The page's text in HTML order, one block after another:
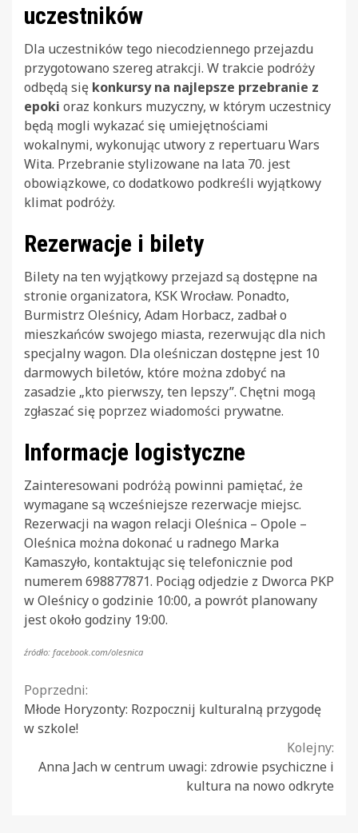
uczestników
Dla uczestników tego niecodziennego przejazdu
przygotowano szereg atrakcji. W trakcie podróży
odbędą się konkursy na najlepsze przebranie z
epoki oraz konkurs muzyczny, w którym uczestnicy
będą mogli wykazać się umiejętnościami
wokalnymi, wykonując utwory z repertuaru Wars
Wita. Przebranie stylizowane na lata 70. jest
obowiązkowe, co dodatkowo podkreśli wyjątkowy
klimat podróży.
Rezerwacje i bilety
Bilety na ten wyjątkowy przejazd są dostępne na
stronie organizatora, KSK Wrocław. Ponadto,
Burmistrz Oleśnicy, Adam Horbacz, zadbał o
mieszkańców swojego miasta, rezerwując dla nich
specjalny wagon. Dla oleśniczan dostępne jest 10
darmowych biletów, które można zdobyć na
zasadzie „kto pierwszy, ten lepszy”. Chętni mogą
zgłaszać się poprzez wiadomości prywatne.
Informacje logistyczne
Zainteresowani podróżą powinni pamiętać, że
wymagane są wcześniejsze rezerwacje miejsc.
Rezerwacji na wagon relacji Oleśnica – Opole –
Oleśnica można dokonać u radnego Marka
Kamaszyło, kontaktując się telefonicznie pod
numerem 698877871. Pociąg odjedzie z Dworca PKP
w Oleśnicy o godzinie 10:00, a powrót planowany
jest około godziny 19:00.
źródło: facebook.com/olesnica
Continue
Reading
Poprzedni:
Młode Horyzonty: Rozpocznij kulturalną przygodę
w szkole!
Kolejny:
Anna Jach w centrum uwagi: zdrowie psychiczne i
kultura na nowo odkryte